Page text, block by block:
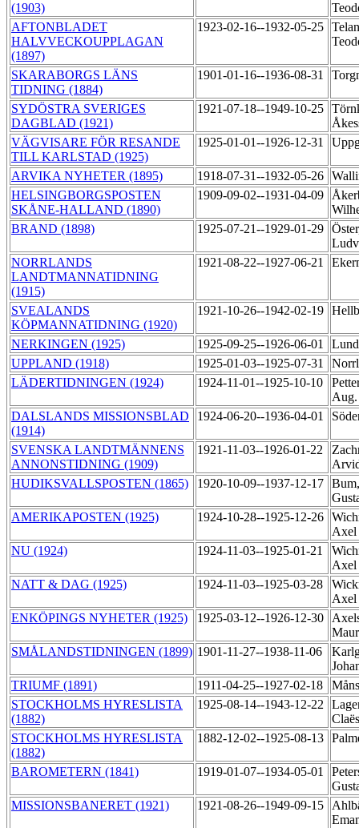
(1903)
AFTONBLADET
HALVVECKOUPPLAGAN
(1897)
1923-02-16--1932-05-25
SKARABORGS LÄNS
TIDNING (1884)
1901-01-16--1936-08-31
SYDÖSTRA SVERIGES
DAGBLAD (1921)
1921-07-18--1949-10-25
VÄGVISARE FÖR RESANDE
TILL KARLSTAD (1925)
1925-01-01--1926-12-31
ARVIKA NYHETER (1895) 1918-07-31--1932-05-26
HELSINGBORGSPOSTEN
SKÅNE-HALLAND (1890)
1909-09-02--1931-04-09
BRAND (1898)
1925-07-21--1929-01-29
NORRLANDS
LANDTMANNATIDNING
(1915)
1921-08-22--1927-06-21
SVEALANDS
KÖPMANNATIDNING (1920)
1921-10-26--1942-02-19
NERKINGEN (1925) 1925-09-25--1926-06-01
UPPLAND (1918)
1925-01-03--1925-07-31
LÄDERTIDNINGEN (1924)
1924-11-01--1925-10-10
DALSLANDS MISSIONSBLAD
(1914)
1924-06-20--1936-04-01
SVENSKA LANDTMÄNNENS
ANNONSTIDNING (1909)
1921-11-03--1926-01-22
HUDIKSVALLSPOSTEN (1865)
1920-10-09--1937-12-17
AMERIKAPOSTEN (1925)
1924-10-28--1925-12-26
Axel
NU (1924)
1924-11-03--1925-01-21
Axel
NATT & DAG (1925)
1924-11-03--1925-03-28
Axel
ENKÖPINGS NYHETER (1925)
1925-03-12--1926-12-30
SMÅLANDSTIDNINGEN (1899) 1901-11-27--1938-11-06
TRIUMF (1891)
1911-04-25--1927-02-18
STOCKHOLMS HYRESLISTA
(1882)
1925-08-14--1943-12-22
STOCKHOLMS HYRESLISTA
(1882)
1882-12-02--1925-08-13
BAROMETERN (1841) 1919-01-07--1934-05-01
MISSIONSBANERET (1921)
1921-08-26--1949-09-15